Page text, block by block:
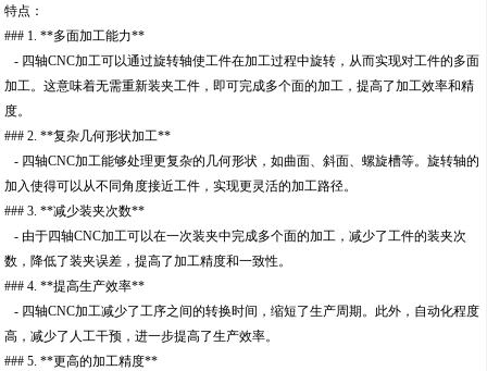
特点：
### 1. **多面加工能力**
- 四轴CNC加工可以通过旋转轴使工件在加工过程中旋转，从而实现对工件的多面
加工。这意味着无需重新装夹工件，即可完成多个面的加工，提高了加工效率和精
度。
### 2. **复杂几何形状加工**
- 四轴CNC加工能够处理更复杂的几何形状，如曲面、斜面、螺旋槽等。旋转轴的
加入使得可以从不同角度接近工件，实现更灵活的加工路径。
### 3. **减少装夹次数**
- 由于四轴CNC加工可以在一次装夹中完成多个面的加工，减少了工件的装夹次
数，降低了装夹误差，提高了加工精度和一致性。
### 4. **提高生产效率**
- 四轴CNC加工减少了工序之间的转换时间，缩短了生产周期。此外，自动化程度
高，减少了人工干预，进一步提高了生产效率。
### 5. **更高的加工精度**